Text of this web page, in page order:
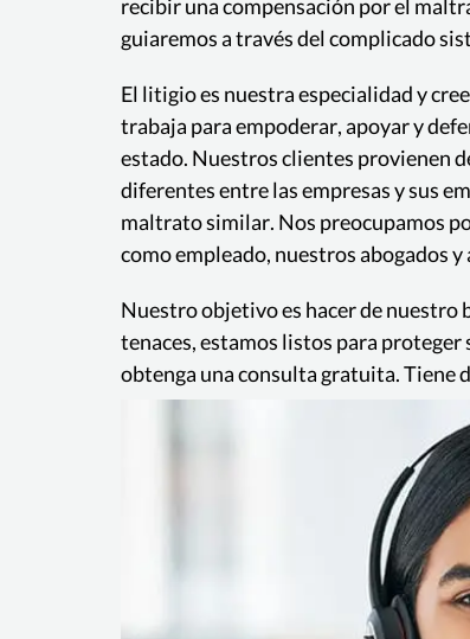
recibir una compensación por el
guiaremos a través del complicado
El litigio es nuestra especialidad y
trabaja para empoderar, apoyar y
estado. Nuestros clientes provienen
diferentes entre las empresas y sus
maltrato similar. Nos preocupamos
como empleado, nuestros abogados
Nuestro objetivo es hacer de nuestro
tenaces, estamos listos para
obtenga una consulta gratuita. Tiene